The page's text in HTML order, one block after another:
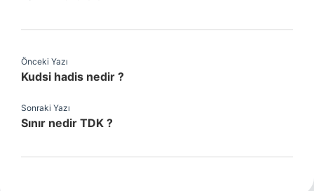
Önceki Yazı
Kudsi hadis nedir ?
Sonraki Yazı
Sınır nedir TDK ?